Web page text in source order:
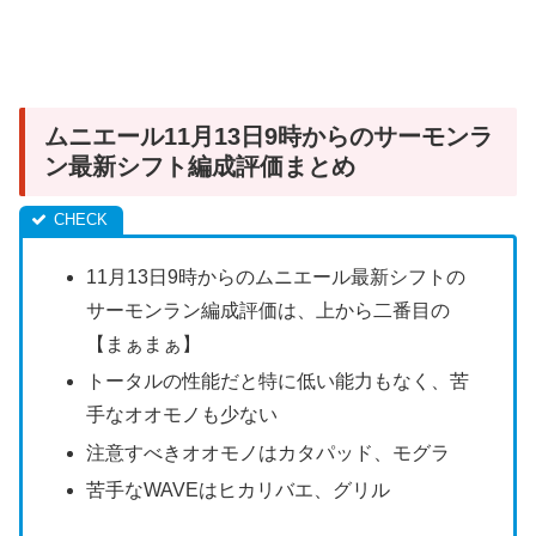
ムニエール11月13日9時からのサーモンラ
ン最新シフト編成評価まとめ
11月13日9時からのムニエール最新シフトの
サーモンラン編成評価は、上から二番目の
【まぁまぁ】
トータルの性能だと特に低い能力もなく、苦
手なオオモノも少ない
注意すべきオオモノはカタパッド、モグラ
苦手なWAVEはヒカリバエ、グリル